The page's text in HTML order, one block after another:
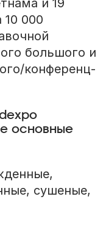
и 19
10 000
большого и
конференц-
основные
сушеные,